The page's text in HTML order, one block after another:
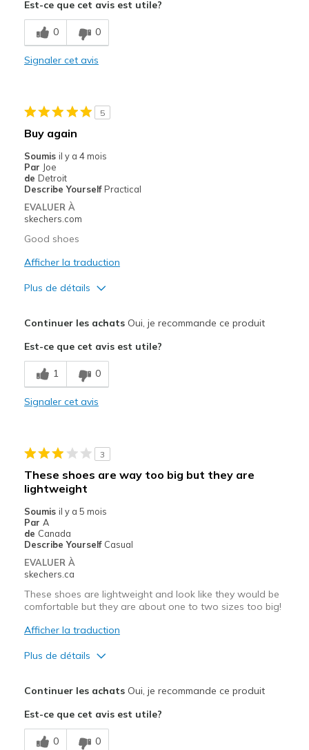
Est-ce que cet avis est utile?
0 0
Signaler cet avis
5
Buy again
Soumis il y a 4 mois
Par Joe
de Detroit
Describe Yourself Practical
EVALUER À
skechers.com
Good shoes
Afficher la traduction
Plus de détails
Breathe Well
Comfortable
Wear Out Quickly
Les meilleures utilisations
Casual Wear
Width
Feels true to width
Sizing
View On Shoes
Continuer les achatsOui, je recommande ce produit
Est-ce que cet avis est utile?
1 0
Signaler cet avis
3
These shoes are way too big but they are
lightweight
Soumis il y a 5 mois
Par A
de Canada
Describe Yourself Casual
EVALUER À
skechers.ca
These shoes are lightweight and look like they would be
comfortable but they are about one to two sizes too big!
Afficher la traduction
Plus de détails
Stylish
Continuer les achatsOui, je recommande ce produit
Est-ce que cet avis est utile?
0 0